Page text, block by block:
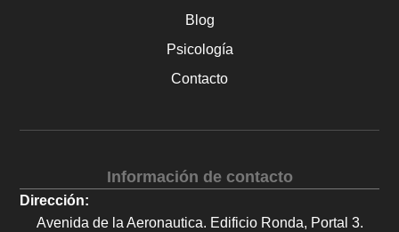
Blog
Psicología
Contacto
Información de contacto
Dirección:
Avenida de la Aeronautica. Edificio Ronda, Portal 3.